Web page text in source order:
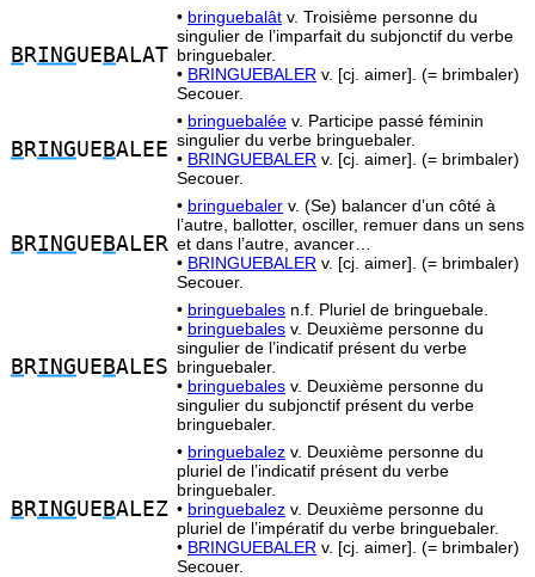
B RINGUE BALAT
• bringuebalât v. Troisième personne du
singulier de l’imparfait du subjonctif du verbe
bringuebaler.
• BRINGUEBALER v. [cj. aimer]. (= brimbaler)
Secouer.
B RINGUE BALEE
• bringuebalée v. Participe passé féminin
singulier du verbe bringuebaler.
• BRINGUEBALER v. [cj. aimer]. (= brimbaler)
Secouer.
B RINGUE BALER
• bringuebaler v. (Se) balancer d’un côté à
l’autre, ballotter, osciller, remuer dans un sens
et dans l’autre, avancer…
• BRINGUEBALER v. [cj. aimer]. (= brimbaler)
Secouer.
B RINGUE BALES
• bringuebales n.f. Pluriel de bringuebale.
• bringuebales v. Deuxième personne du
singulier de l’indicatif présent du verbe
bringuebaler.
• bringuebales v. Deuxième personne du
singulier du subjonctif présent du verbe
bringuebaler.
B RINGUE BALEZ
• bringuebalez v. Deuxième personne du
pluriel de l’indicatif présent du verbe
bringuebaler.
• bringuebalez v. Deuxième personne du
pluriel de l’impératif du verbe bringuebaler.
• BRINGUEBALER v. [cj. aimer]. (= brimbaler)
Secouer.